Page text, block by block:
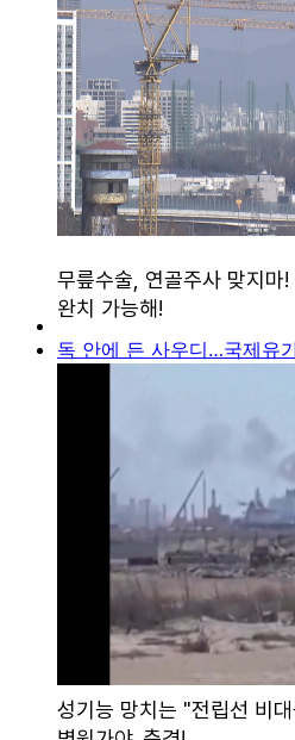
독 안에 든 사우디…국제유